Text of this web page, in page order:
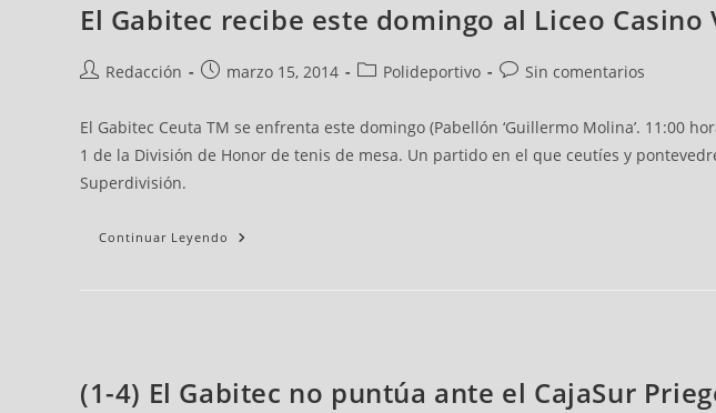
El Gabitec recibe este domingo al Liceo
Redacción marzo 15, 2014 Polideportivo Sin comentarios
El Gabitec Ceuta TM se enfrenta este domingo (Pabellón ‘Guillermo Molina’. 11:00
1 de la División de Honor de tenis de mesa. Un partido en el que ceutíes y
Superdivisión.
Continuar Leyendo
(1-4) El Gabitec no puntúa ante el CajaSur